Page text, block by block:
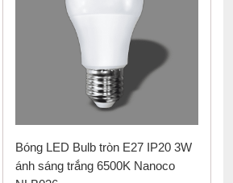
Bóng LED Bulb tròn E27 IP20 3W
ánh sáng trắng 6500K Nanoco